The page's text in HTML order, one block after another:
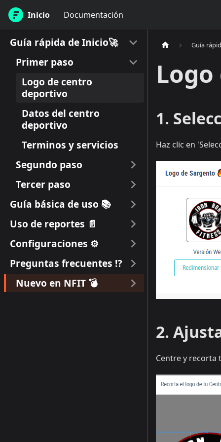
Inicio Documentación
Guía rápida de Inicio🚀
Primer paso
Logo de centro
deportivo
Datos del centro
deportivo
Terminos y servicios
Segundo paso
Tercer paso
Guía básica de uso 📚
Uso de reportes 📄
Configuraciones ⚙
Preguntas frecuentes ⁉
Nuevo en NFIT 💣
Guía
1.
Haz clic en
2.
Centre y recorta